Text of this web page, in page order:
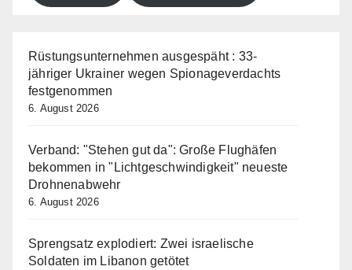
Rüstungsunternehmen ausgespäht : 33-
jähriger Ukrainer wegen Spionageverdachts
festgenommen
6. August 2026
Verband: "Stehen gut da": Große Flughäfen
bekommen in "Lichtgeschwindigkeit" neueste
Drohnenabwehr
6. August 2026
Sprengsatz explodiert: Zwei israelische
Soldaten im Libanon getötet